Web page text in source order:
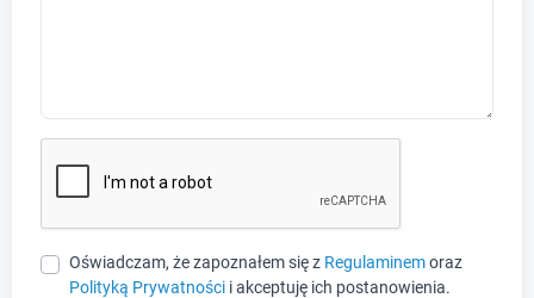
Oświadczam, że zapoznałem się z Regulaminemoraz
Polityką Prywatności i akceptuję ich postanowienia.